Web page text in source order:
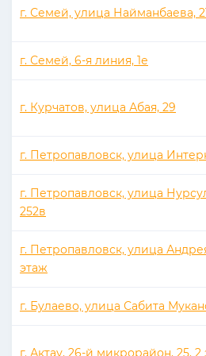
г. Семей, улица Найманбаева,
г. Семей, 6-я линия, 1е
г. Курчатов, улица Абая, 29
г. Петропавловск, улица
г. Петропавловск, улица
252в
г. Петропавловск, улица
этаж
г. Булаево, улица Сабита
г. Актау, 26-й микрорайон, 25, 2